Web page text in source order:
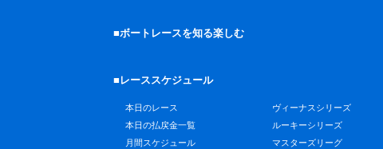
■ボートレースを知る楽しむ
■レーススケジュール
本日のレース
本日の払戻金一覧
月間スケジュール
ヴィーナスシリーズ
ルーキーシリーズ
マスターズリーグ